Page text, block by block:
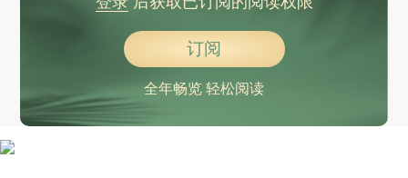
订阅
全年畅览 轻松阅读